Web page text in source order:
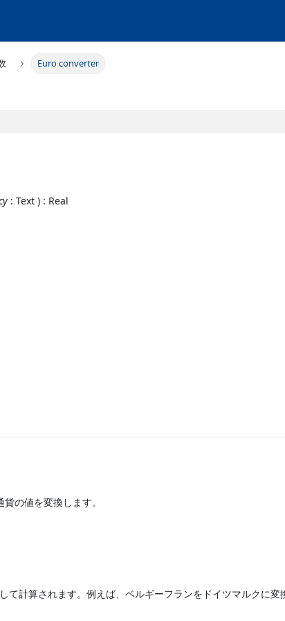
Euro converter
: Text ) : Real
の値を変換します。
て計算されます。例えば、ベルギーフランをドイツマルクに変